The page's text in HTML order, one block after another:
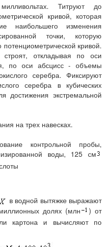
Титруют до
кривой, которая
наибольшего изменения
точки, которую
кривой.
строят, откладывая по оси
по оси абсцисс - объемы
серебра. Фиксируют
серебра в кубических
достижения экстремальной
на трех навесках.
контрольной пробы,
воды, 125 см
в водной вытяжке выражают
долях (млн
) от
картона и вычисляют по